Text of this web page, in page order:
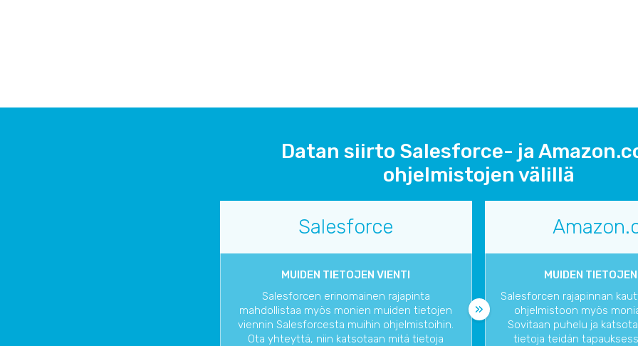
Datan siirto Salesforce- ja
ohjelmistojen välillä
Salesforce
MUIDEN TIETOJEN VIENTI
Salesforcen erinomainen rajapinta
mahdollistaa myös monien muiden tietojen
viennin Salesforcesta muihin ohjelmistoihin.
Ota yhteyttä, niin katsotaan mitä tietoja
MUIDEN
Salesforcen rajapinnan
ohjelmistoon myös
Sovitaan puhelu ja
tietoja teidän